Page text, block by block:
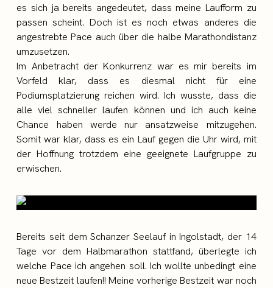
es sich ja bereits angedeutet, dass meine Laufform zu
passen scheint. Doch ist es noch etwas anderes die
angestrebte Pace auch über die halbe Marathondistanz
umzusetzen.
Im Anbetracht der Konkurrenz war es mir bereits im
Vorfeld klar, dass es diesmal nicht für eine
Podiumsplatzierung reichen wird. Ich wusste, dass die
alle viel schneller laufen können und ich auch keine
Chance haben werde nur ansatzweise mitzugehen.
Somit war klar, dass es ein Lauf gegen die Uhr wird, mit
der Hoffnung trotzdem eine geeignete Laufgruppe zu
erwischen.
Bereits seit dem Schanzer Seelauf in Ingolstadt, der 14
Tage vor dem Halbmarathon stattfand, überlegte ich
welche Pace ich angehen soll. Ich wollte unbedingt eine
neue Bestzeit laufen!! Meine vorherige Bestzeit war noch